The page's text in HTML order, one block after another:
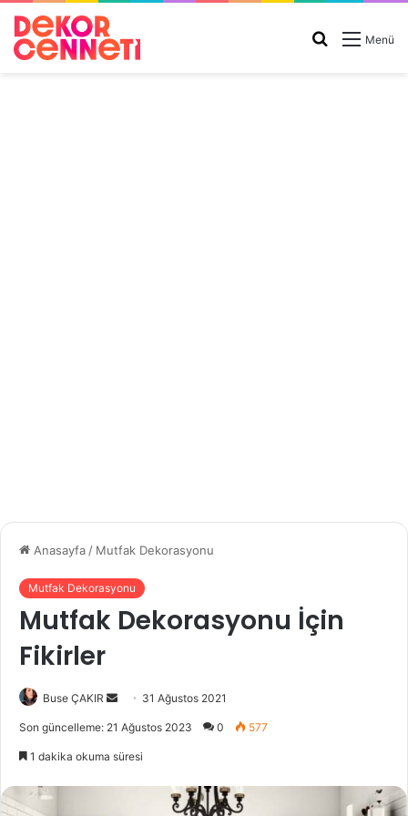
Menü
Arama
Anasayfa / Mutfak Dekorasyonu
Mutfak Dekorasyonu
Mutfak Dekorasyonu İçin
Fikirler
Buse ÇAKIR
e
-
31 Ağustos 2021
Son güncelleme: 21 Ağustos 2023 0 577
1 dakika okuma süresi